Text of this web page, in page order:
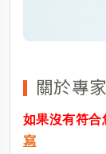
關於專家
如果沒有符合
寫